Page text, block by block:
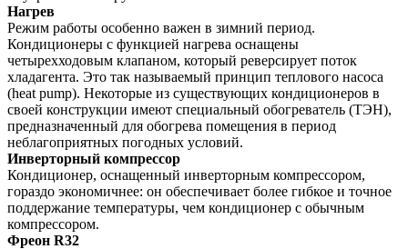
Нагрев
Режим работы особенно важен в зимний период.
Кондиционеры с функцией нагрева оснащены
четырехходовым клапаном, который реверсирует поток
хладагента. Это так называемый принцип теплового насоса
(heat pump). Некоторые из существующих кондиционеров в
своей конструкции имеют специальный обогреватель (ТЭН),
предназначенный для обогрева помещения в период
неблагоприятных погодных условий.
Инверторный компрессор
Кондиционер, оснащенный инверторным компрессором,
гораздо экономичнее: он обеспечивает более гибкое и точное
поддержание температуры, чем кондиционер с обычным
компрессором.
Фреон R32